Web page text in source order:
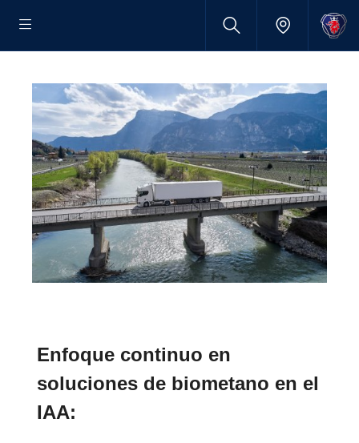
Enfoque continuo en
soluciones de biometano en el
IAA: